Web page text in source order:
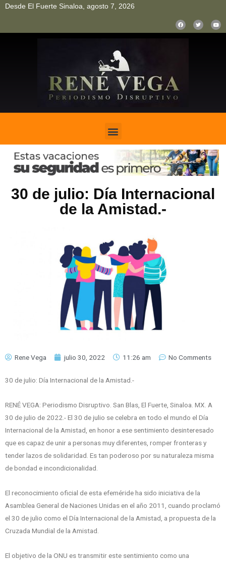
Desde El Fuerte Sinaloa, agosto 7, 2026
30 de julio: Día Internacional
de la Amistad.-
Rene Vega julio 30, 2022 11:26 am No Comments
30 de julio: Día Internacional de la Amistad.-
RENÉ VEGA: Periodismo Disruptivo. San Blas, El Fuerte, Sinaloa. MX. A
30 de julio de 2022.- El 30 de julio se celebra en todo el mundo el Día
Internacional de la Amistad, en honor a ese sentimiento desinteresado
que es capaz de unir a personas muy diferentes, romper fronteras y
tender lazos de solidaridad. Es tan poderoso por su naturaleza misma
de bondad e incondicionalidad.
El reconocimiento oficial de esta efeméride ha sido iniciativa de la
Asamblea General de Naciones Unidas en el año 2011, cuando proclamó
el 30 de julio como el Día Internacional de la Amistad, a propuesta de la
Cruzada Mundial de la Amistad.
El objetivo de la ONU es transmitir este sentimiento como una